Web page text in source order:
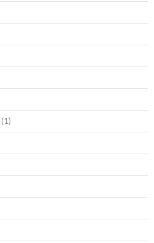
(1)